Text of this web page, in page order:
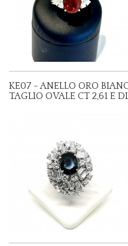
KE07 - ANELLO ORO
TAGLIO OVALE CT 2,61 E